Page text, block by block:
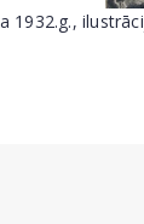
1932.g.,